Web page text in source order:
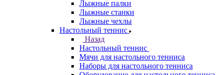
Лыжные палки
Лыжные станки
Лыжные чехлы
Настольный теннис
Назад
Настольный теннис
Мячи для настольного тенниса
Наборы для настольного тенниса